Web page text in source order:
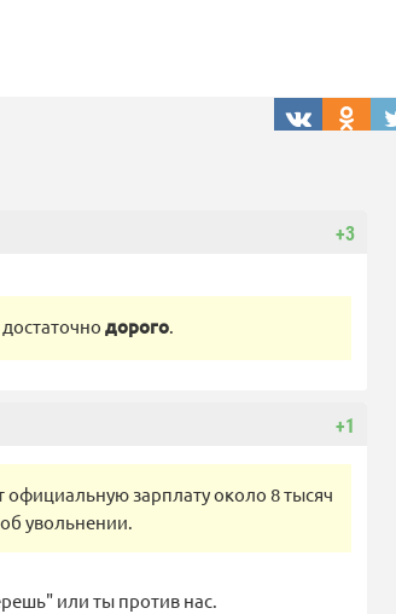
+3
дорого.
+1
официальную зарплату около 8 тысяч
увольнении.
или ты против нас.